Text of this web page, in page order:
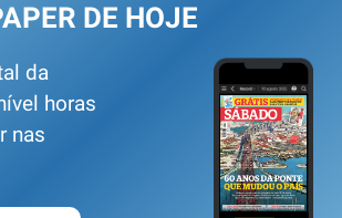
DE HOJE
da
horas
nas